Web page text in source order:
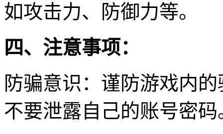
如攻击力、防御力等。
四、注意事项：
防骗意识：谨防游戏内
不要泄露自己的账号密码